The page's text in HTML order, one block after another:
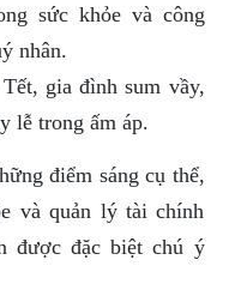
sức khỏe và công
nhân.
gia đình sum vầy,
lễ trong ấm áp.
điểm sáng cụ thể,
và quản lý tài chính
được đặc biệt chú ý